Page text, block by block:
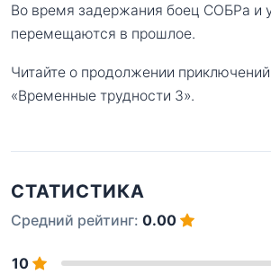
Во время задержания боец СОБРа и
перемещаются в прошлое.
Читайте о продолжении
«Временные трудности 3».
СТАТИСТИКА
Средний рейтинг: 0.00
10